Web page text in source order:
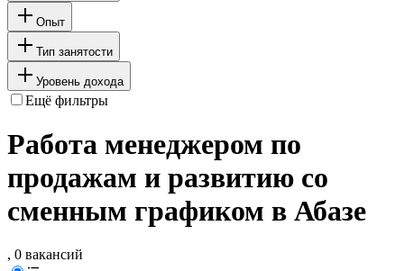
Опыт
Тип занятости
Уровень дохода
Ещё фильтры
Работа менеджером по
продажам и развитию со
сменным графиком в Абазе
, 0 вакансий